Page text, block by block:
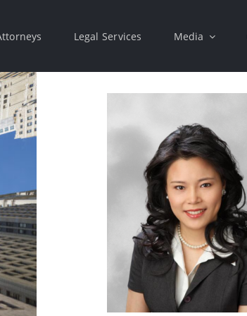
Legal Services Media